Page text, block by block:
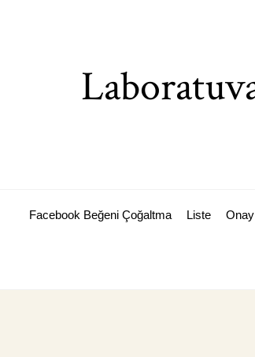
Facebook Beğeni Çoğaltma Liste Onay